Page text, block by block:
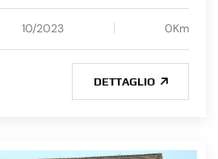
10/2023 0Km
DETTAGLIO